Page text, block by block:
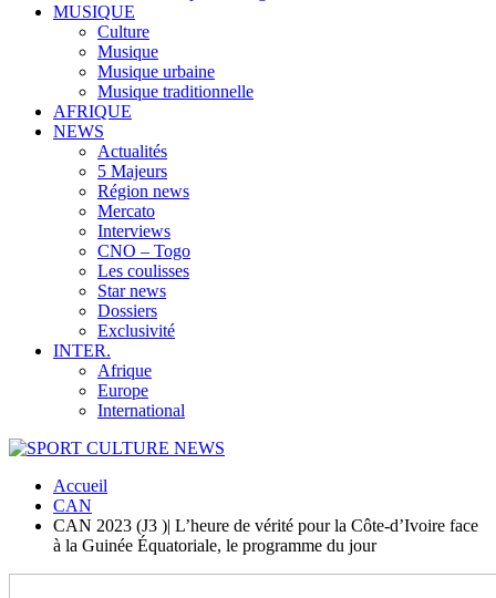
MUSIQUE
Culture
Musique
Musique urbaine
Musique traditionnelle
AFRIQUE
NEWS
Actualités
5 Majeurs
Région news
Mercato
Interviews
CNO – Togo
Les coulisses
Star news
Dossiers
Exclusivité
INTER.
Afrique
Europe
International
Accueil
CAN
CAN 2023 (J3 )| L’heure de vérité pour la Côte-d’Ivoire face
à la Guinée Équatoriale, le programme du jour